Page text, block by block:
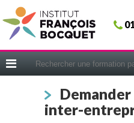
Fermer
ACCUEIL
CERIFICATIONS
INTRAS | SUR-MESURE
COACHINGinter-